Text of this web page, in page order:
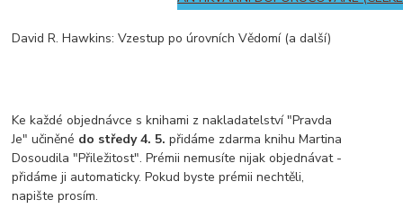
David R. Hawkins: Vzestup po úrovních Vědomí (a další)
Ke každé objednávce s knihami z nakladatelství "Pravda
Je" učiněné do středy 4. 5. přidáme zdarma knihu Martina
Dosoudila "Přiležitost". Prémii nemusíte nijak objednávat -
přidáme ji automaticky. Pokud byste prémii nechtěli,
napište prosím.